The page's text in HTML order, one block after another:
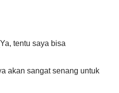
tentu saya bisa
akan sangat senang untuk